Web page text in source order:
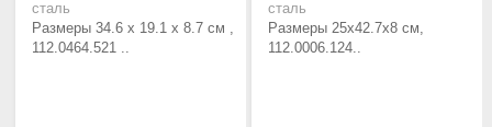
сталь
Размеры 34.6 х 19.1 х 8.7 см ,
112.0464.521 ..
сталь
Размеры 25x42.7x8 см,
112.0006.124..